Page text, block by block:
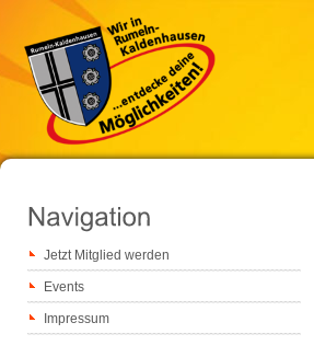
Jetzt Mitglied werden
Events
Impressum